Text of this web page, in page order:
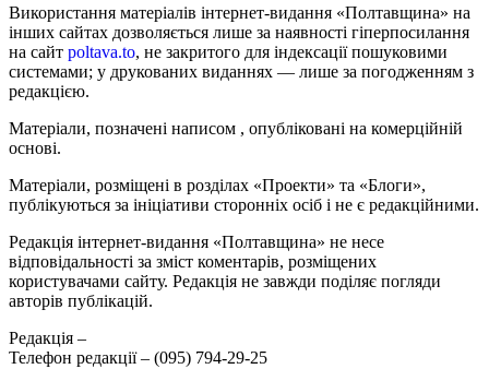
Використання матеріалів інтернет-видання «Полтавщина» на
інших сайтах дозволяється лише за наявності гіперпосилання
на сайт poltava.to, не закритого для індексації пошуковими
системами; у друкованих виданнях — лише за погодженням з
редакцією.
Матеріали, позначені написом , опубліковані на комерційній
основі.
Матеріали, розміщені в розділах «Проекти» та «Блоги»,
публікуються за ініціативи сторонніх осіб і не є редакційними.
Редакція інтернет-видання «Полтавщина» не несе
відповідальності за зміст коментарів, розміщених
користувачами сайту. Редакція не завжди поділяє погляди
авторів публікацій.
Редакція –
Телефон редакції – (095) 794-29-25